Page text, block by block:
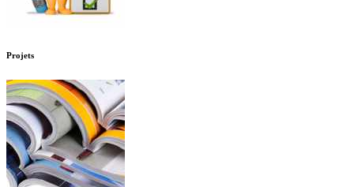
Projets